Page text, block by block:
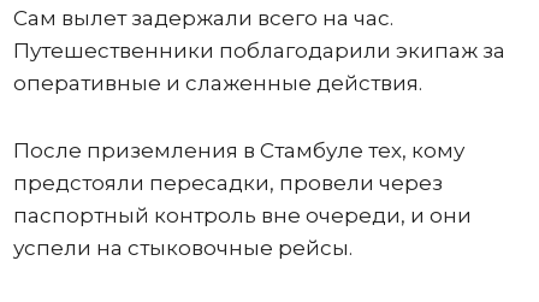
Сам вылет задержали всего на час.
Путешественники поблагодарили экипаж за
оперативные и слаженные действия.
После приземления в Стамбуле тех, кому
предстояли пересадки, провели через
паспортный контроль вне очереди, и они
успели на стыковочные рейсы.